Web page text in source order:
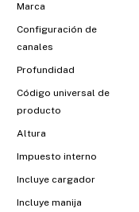
Marca
Configuración de
canales
Profundidad
Código universal de
producto
Altura
Impuesto interno
Incluye cargador
Incluye manija